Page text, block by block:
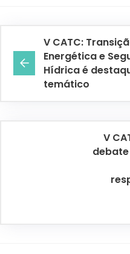
V CATC:
Energética e
Hídrica é
temático
V